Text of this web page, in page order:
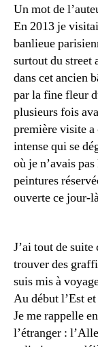
Un mot de
En 2013 je
banlieue
surtout du street
dans cet ancien
par la fine fleur
plusieurs fois
première visite a
intense qui se
où je n’avais
peintures
ouverte ce jour-
J’ai tout de
trouver des
suis mis à
Au début l’Est
Je me rappelle
l’étranger :